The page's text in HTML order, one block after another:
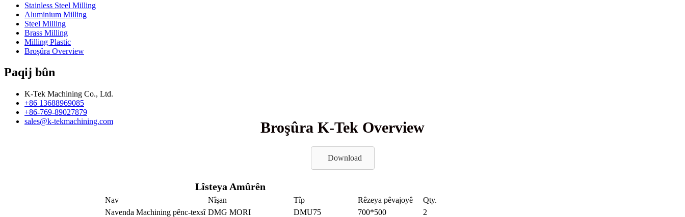
Stainless Steel Milling
Aluminium Milling
Steel Milling
Brass Milling
Milling Plastic
Broşûra Overview
Paqij bûn
K-Tek Machining Co., Ltd.
+86 13688969085
+86-769-89027879
sales@k-tekmachining.com
Broşûra K-Tek Overview
Download
Lîsteya Amûrên
Nav Nîşan Tîp Rêzeya pêvajoyê
Qty.
Navenda Machining pênc-texsî DMG MORI DMU75 700*500 2